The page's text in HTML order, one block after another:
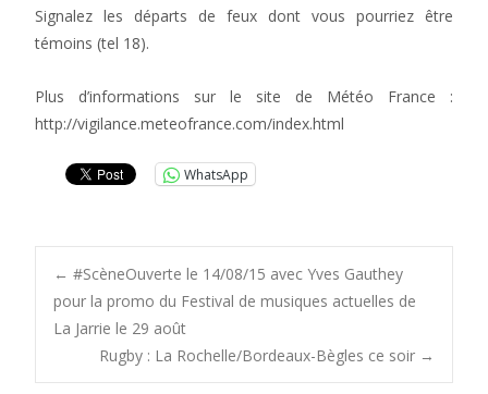
Signalez les départs de feux dont vous pourriez être
témoins (tel 18).
Plus d’informations sur le site de Météo France :
http://vigilance.meteofrance.com/index.html
WhatsApp
Post
navigation
← #ScèneOuverte le 14/08/15 avec Yves Gauthey
pour la promo du Festival de musiques actuelles de
La Jarrie le 29 août
Rugby : La Rochelle/Bordeaux-Bègles ce soir →